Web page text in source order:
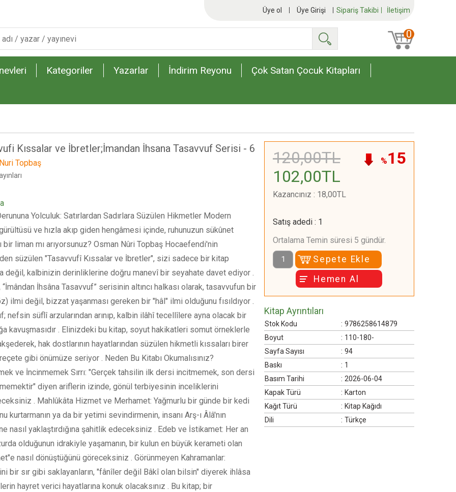
Sipariş Takibi İletişim
Üye ol Üye Girişi
0
Kategoriler Yazarlar İndirim Reyonu
Çok Satan Çocuk Kitapları
Kıssalar ve İbretler;İmandan İhsana Tasavvuf Serisi - 6
Topbaş
Yolculuk: Satırlardan Sadırlara Süzülen Hikmetler Modern
gürültüsü ve hızla akıp giden hengâmesi içinde, ruhunuzun sükûnet
bir liman mı arıyorsunuz? Osman Nûri Topbaş Hocaefendi'nin
süzülen "Tasavvufî Kıssalar ve İbretler", sizi sadece bir kitap
değil, kalbinizin derinliklerine doğru manevî bir seyahate davet ediyor .
“İmândan İhsâna Tasavvuf” serisinin altıncı halkası olarak, tasavvufun bir
ilmi değil, bizzat yaşanması gereken bir "hâl" ilmi olduğunu fısıldıyor .
nefsin süflî arzularından arınıp, kalbin ilâhî tecellîlere ayna olacak bir
kavuşmasıdır . Elinizdeki bu kitap, soyut hakikatleri somut örneklerle
hak dostlarının hayatlarından süzülen hikmetli kıssaları birer
gibi önümüze seriyor . Neden Bu Kitabı Okumalısınız?
ve İncinmemek Sırrı: "Gerçek tahsilin ilk dersi incitmemek, son dersi
diyen ariflerin izinde, gönül terbiyesinin inceliklerini
. Mahlûkâta Hizmet ve Merhamet: Yağmurlu bir günde bir kedi
kurtarmanın ya da bir yetimi sevindirmenin, insanı Arş-ı Âlâ'nın
nasıl yaklaştırdığına şahitlik edeceksiniz . Edeb ve İstikamet: Her an
olduğunun idrakiyle yaşamanın, bir kulun en büyük kerameti olan
nasıl dönüştüğünü göreceksiniz . Görünmeyen Kahramanlar:
bir sır gibi saklayanların, "fânîler değil Bâkî olan bilsin" diyerek ihlâsa
hayret verici hayatlarına konuk olacaksınız . Bu kitap; bir
%15
120,00TL
102,00TL
Kazancınız : 18,00TL
Satış adedi : 1
Ortalama Temin süresi 5 gündür.
Sepete Ekle
Hemen Al
Kitap Ayrıntıları
Stok Kodu : 9786258614879
Boyut
: 110-180-
Sayfa Sayısı
: 94
Baskı
: 1
Basım Tarihi
: 2026-06-04
Kapak Türü
: Karton
Kağıt Türü
: Kitap Kağıdı
Dili
: Türkçe